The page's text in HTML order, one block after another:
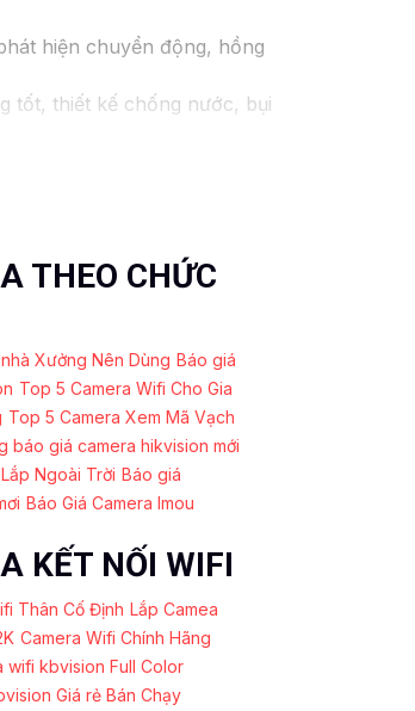
hiện chuyển động, hồng
tốt, thiết kế chống nước, bụi
hình ảnh tốt, dễ sử
của mình nhé. Nếu cần
THEO CHỨC
Xưởng Nên Dùng Báo giá
Top 5 Camera Wifi Cho Gia
Top 5 Camera Xem Mã Vạch
báo giá camera hikvision mới
Ngoài Trời Báo giá
Báo Giá Camera Imou
KẾT NỐI WIFI
Thân Cố Định Lắp Camea
Camera Wifi Chính Hãng
wifi kbvision Full Color
Giá rẻ Bán Chạy